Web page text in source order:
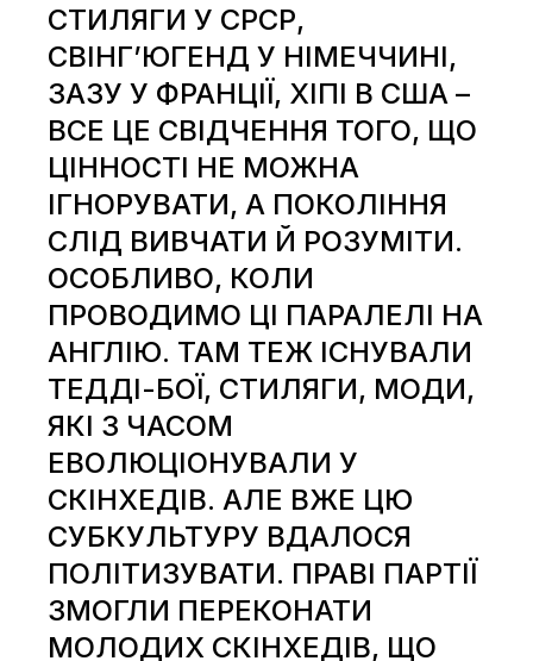
СТИЛЯГИ У СРСР,
СВІНГ’ЮГЕНД У НІМЕЧЧИНІ,
ЗАЗУ У ФРАНЦІЇ, ХІПІ В США –
ВСЕ ЦЕ СВІДЧЕННЯ ТОГО, ЩО
ЦІННОСТІ НЕ МОЖНА
ІГНОРУВАТИ, А ПОКОЛІННЯ
СЛІД ВИВЧАТИ Й РОЗУМІТИ.
ОСОБЛИВО, КОЛИ
ПРОВОДИМО ЦІ ПАРАЛЕЛІ НА
АНГЛІЮ. ТАМ ТЕЖ ІСНУВАЛИ
ТЕДДІ-БОЇ, СТИЛЯГИ, МОДИ,
ЯКІ З ЧАСОМ
ЕВОЛЮЦІОНУВАЛИ У
СКІНХЕДІВ. АЛЕ ВЖЕ ЦЮ
СУБКУЛЬТУРУ ВДАЛОСЯ
ПОЛІТИЗУВАТИ. ПРАВІ ПАРТІЇ
ЗМОГЛИ ПЕРЕКОНАТИ
МОЛОДИХ СКІНХЕДІВ, ЩО